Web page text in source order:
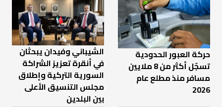
حركة العبور الحدودية
تسجّل أكثر من 8 ملايين
مسافر منذ مطلع عام
2026
الشيباني وفيدان يبحثان
في أنقرة تعزيز الشراكة
السورية التركية وإطلاق
مجلس التنسيق الأعلى
بين البلدين